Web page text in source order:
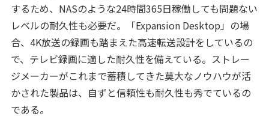
するため、NASのような24時間365日稼働しても問題ない
レベルの耐久性も必要だ。「Expansion Desktop」の場
合、4K放送の録画も踏まえた高速転送設計をしているの
で、テレビ録画に適した耐久性を備えている。ストレー
ジメーカーがこれまで蓄積してきた莫大なノウハウが活
かされた製品は、自ずと信頼性も耐久性も秀でているの
である。